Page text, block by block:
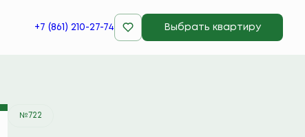
+7 (861) 210-27-74 Выбрать квартиру
Забронировать
№722